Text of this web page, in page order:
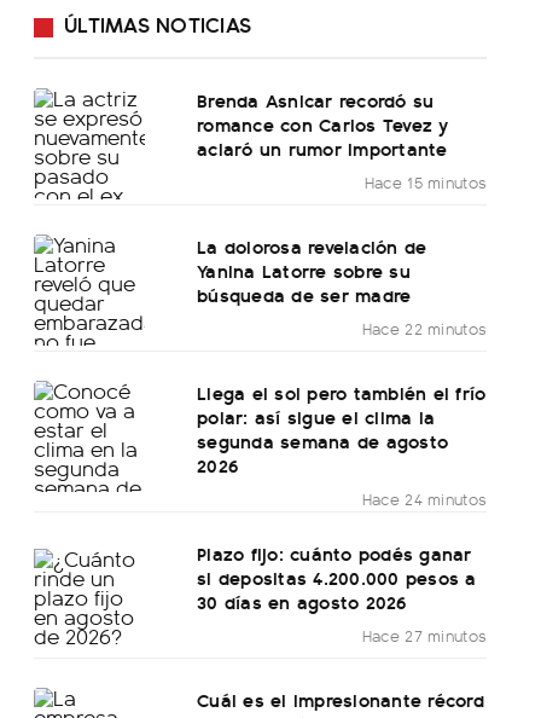
ÚLTIMAS NOTICIAS
Brenda Asnicar recordó su
romance con Carlos Tevez y
aclaró un rumor importante
Hace 15 minutos
La dolorosa revelación de
Yanina Latorre sobre su
búsqueda de ser madre
Hace 22 minutos
Llega el sol pero también el frío
polar: así sigue el clima la
segunda semana de agosto
2026
Hace 24 minutos
Plazo fijo: cuánto podés ganar
si depositas 4.200.000 pesos a
30 días en agosto 2026
Hace 27 minutos
Cuál es el impresionante récord